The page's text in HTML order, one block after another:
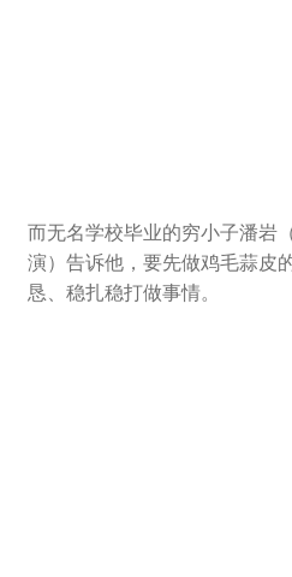
而无名学校毕业的穷小子潘岩
演）告诉他，要先做鸡毛蒜皮
恳、稳扎稳打做事情。